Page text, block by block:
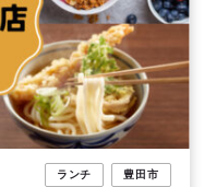
ランチ 豊田市